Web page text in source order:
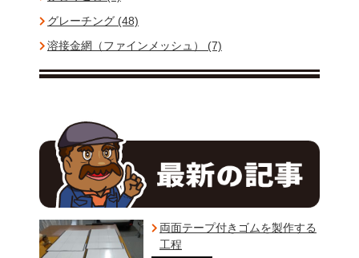
グレーチング (48)
溶接金網（ファインメッシュ） (7)
両面テープ付きゴムを製作する
工程